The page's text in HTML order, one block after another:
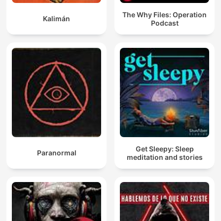
Kalimán
The Why Files: Operation
Podcast
Paranormal
Get Sleepy: Sleep
meditation and stories